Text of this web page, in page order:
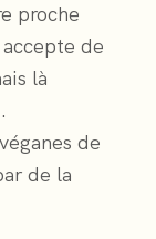
proche
de
là
de
de la